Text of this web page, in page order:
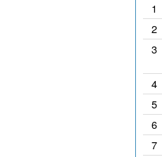
1
2
3
4
5
6
7